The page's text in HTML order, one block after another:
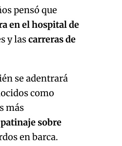
pensó que
en el hospital de
y lascarreras de
se adentrará
como
más
patinaje sobre
en barca.